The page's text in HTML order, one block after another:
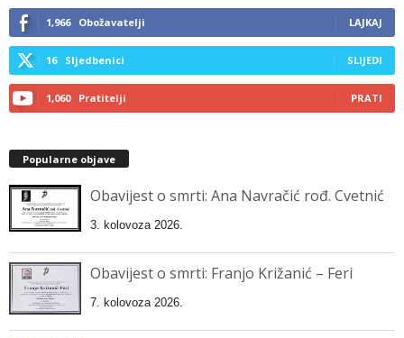
1,966 Obožavatelji LAJKAJ
16 Sljedbenici SLIJEDI
1,060 Pratitelji PRATI
Popularne objave
Obavijest o smrti: Ana Navračić rođ. Cvetnić
3. kolovoza 2026.
Obavijest o smrti: Franjo Križanić – Feri
7. kolovoza 2026.